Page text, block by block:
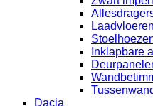
Laadvloeren
Inklapbare
Dacia